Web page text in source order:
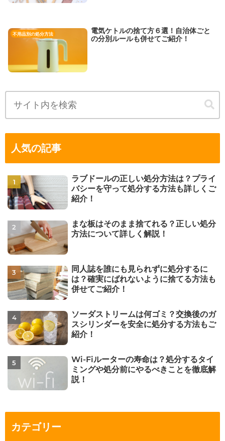
不用品別の処分方法
電気ケトルの捨て方６選！自治体ごと
の分別ルールも併せてご紹介！
人気の記事
ラブドールの正しい処分方法は？プライ
バシーを守って処分する方法も詳しくご
紹介！
まな板はそのまま捨てれる？正しい処分
方法について詳しく解説！
同人誌を誰にも見られずに処分するに
は？確実にばれないように捨てる方法も
併せてご紹介！
ソーダストリームは何ゴミ？交換後のガ
スシリンダーを安全に処分する方法もご
紹介！
Wi-Fiルーターの寿命は？処分するタイ
ミングや処分前にやるべきことを徹底解
説！
カテゴリー